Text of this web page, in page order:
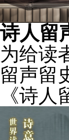
诗人留
为给读
留声留
《诗